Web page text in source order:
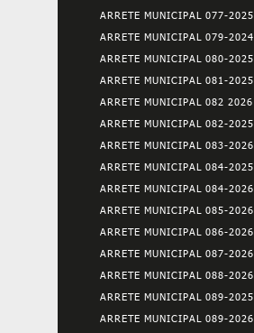
ARRETE MUNICIPAL 077-2025
ARRETE MUNICIPAL 079-2024
ARRETE MUNICIPAL 080-2025
ARRETE MUNICIPAL 081-2025
ARRETE MUNICIPAL 082 2026
ARRETE MUNICIPAL 082-2025
ARRETE MUNICIPAL 083-2026
ARRETE MUNICIPAL 084-2025
ARRETE MUNICIPAL 084-2026
ARRETE MUNICIPAL 085-2026
ARRETE MUNICIPAL 086-2026
ARRETE MUNICIPAL 087-2026
ARRETE MUNICIPAL 088-2026
ARRETE MUNICIPAL 089-2025
ARRETE MUNICIPAL 089-2026